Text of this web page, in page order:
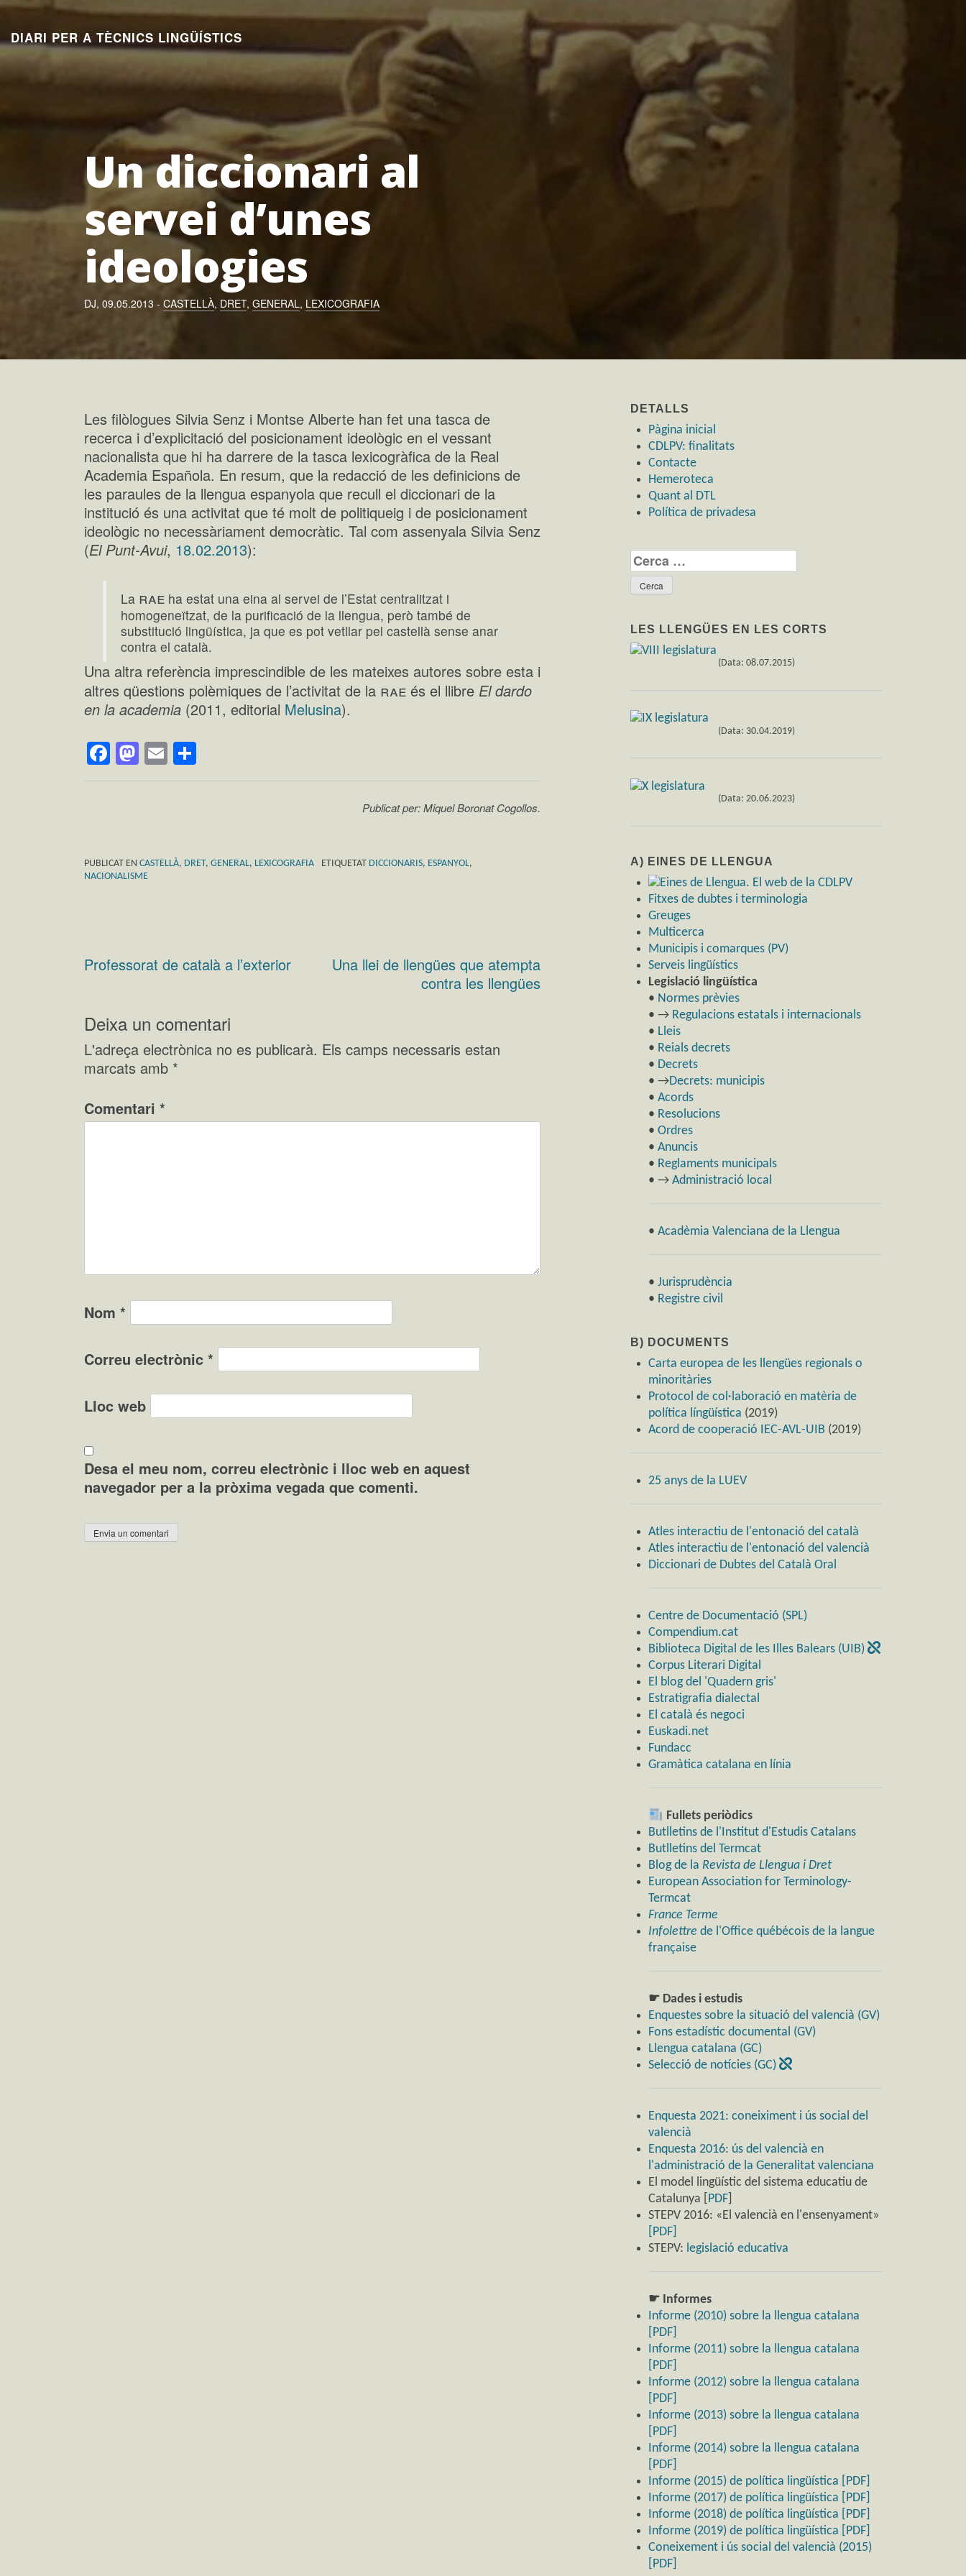
Aneu
contingut
DIARI PER A TÈCNICS LINGÜÍSTICS
Un diccionari al
servei d’unes
ideologies
DJ, 09.05.2013 - CASTELLÀ, DRET, GENERAL, LEXICOGRAFIA
Les filòlogues Silvia Senz i Montse Alberte han fet una tasca de
recerca i d’explicitació del posicionament ideològic en el vessant
nacionalista que hi ha darrere de la tasca lexicogràfica de la Real
Academia Española. En resum, que la redacció de les definicions de
les paraules de la llengua espanyola que recull el diccionari de la
institució és una activitat que té molt de politiqueig i de posicionament
ideològic no necessàriament democràtic. Tal com assenyala Silvia Senz
(El Punt-Avui, 18.02.2013):
La rae ha estat una eina al servei de l’Estat centralitzat i
homogeneïtzat, de la purificació de la llengua, però també de
substitució lingüística, ja que es pot vetllar pel castellà sense anar
contra el català.
Una altra referència imprescindible de les mateixes autores sobre esta i
altres qüestions polèmiques de l’activitat de la rae és el llibre El dardo
en la academia (2011, editorial Melusina).
Facebook
Mastodon
Email
Publicat per: Miquel Boronat Cogollos.
PUBLICAT EN CASTELLÀ, DRET, GENERAL, LEXICOGRAFIA ETIQUETAT DICCIONARIS, ESPANYOL,
NACIONALISME
Professorat de català a l’exterior
Una llei de llengües que atempta
contra les llengües
Deixa un comentari
L'adreça electrònica no es publicarà. Els camps necessaris estan
marcats amb *
Comentari *
Nom *
Correu electrònic *
Lloc web
Desa el meu nom, correu electrònic i lloc web en aquest
navegador per a la pròxima vegada que comenti.
DETALLS
Pàgina inicial
CDLPV: finalitats
Contacte
Hemeroteca
Quant al DTL
Política de privadesa
Cerca:
LES LLENGÜES EN LES CORTS
(Data: 08.07.2015)
(Data: 30.04.2019)
(Data: 20.06.2023)
A) EINES DE LLENGUA
Fitxes de dubtes i terminologia
Greuges
Multicerca
Municipis i comarques (PV)
Serveis lingüístics
Legislació lingüística
• Normes prèvies
• → Regulacions estatals i internacionals
• Lleis
• Reials decrets
• Decrets
• →Decrets: municipis
• Acords
• Resolucions
• Ordres
• Anuncis
• Reglaments municipals
• → Administració local
• Acadèmia Valenciana de la Llengua
• Jurisprudència
• Registre civil
B) DOCUMENTS
Carta europea de les llengües regionals o
minoritàries
Protocol de col·laboració en matèria de
política língüística (2019)
Acord de cooperació IEC-AVL-UIB (2019)
25 anys de la LUEV
Atles interactiu de l'entonació del català
Atles interactiu de l'entonació del valencià
Diccionari de Dubtes del Català Oral
Centre de Documentació (SPL)
Compendium.cat
Biblioteca Digital de les Illes Balears (UIB)
Corpus Literari Digital
El blog del 'Quadern gris'
Estratigrafia dialectal
El català és negoci
Euskadi.net
Fundacc
Gramàtica catalana en línia
Fullets periòdics
Butlletins de l'Institut d'Estudis Catalans
Butlletins del Termcat
Blog de la Revista de Llengua i Dret
European Association for Terminology-
Termcat
France Terme
Infolettre de l'Office québécois de la langue
française
☛ Dades i estudis
Enquestes sobre la situació del valencià (GV)
Fons estadístic documental (GV)
Llengua catalana (GC)
Selecció de notícies (GC)
Enquesta 2021: coneiximent i ús social del
valencià
Enquesta 2016: ús del valencià en
l'administració de la Generalitat valenciana
El model lingüístic del sistema educatiu de
Catalunya [ PDF
STEPV 2016: «El valencià en l'ensenyament»
[PDF]
STEPV: legislació educativa
☛ Informes
Informe (2010) sobre la llengua catalana
[PDF]
Informe (2011) sobre la llengua catalana
[PDF]
Informe (2012) sobre la llengua catalana
[PDF]
Informe (2013) sobre la llengua catalana
[PDF]
Informe (2014) sobre la llengua catalana
[PDF]
Informe (2015) de política lingüística [PDF]
Informe (2017) de política lingüística [PDF]
Informe (2018) de política lingüística [PDF]
Informe (2019) de política lingüística [PDF]
Coneixement i ús social del valencià (2015)
[PDF]